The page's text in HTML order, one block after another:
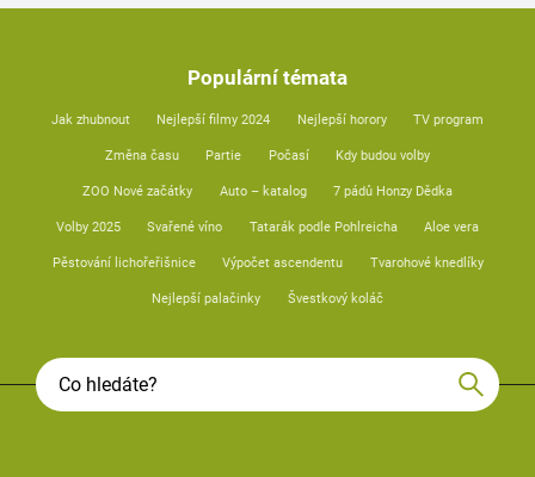
Populární témata
Jak zhubnout Nejlepší filmy 2024 Nejlepší horory TV program
Změna času Partie Počasí Kdy budou volby
ZOO Nové začátky Auto – katalog 7 pádů Honzy Dědka
Volby 2025 Svařené víno Tatarák podle Pohlreicha Aloe vera
Pěstování lichořeřišnice Výpočet ascendentu Tvarohové knedlíky
Nejlepší palačinky Švestkový koláč